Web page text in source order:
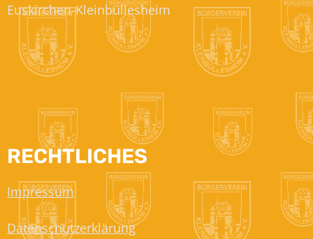
Euskirchen-Kleinbüllesheim
RECHTLICHES
Impressum
Datenschutzerklärung